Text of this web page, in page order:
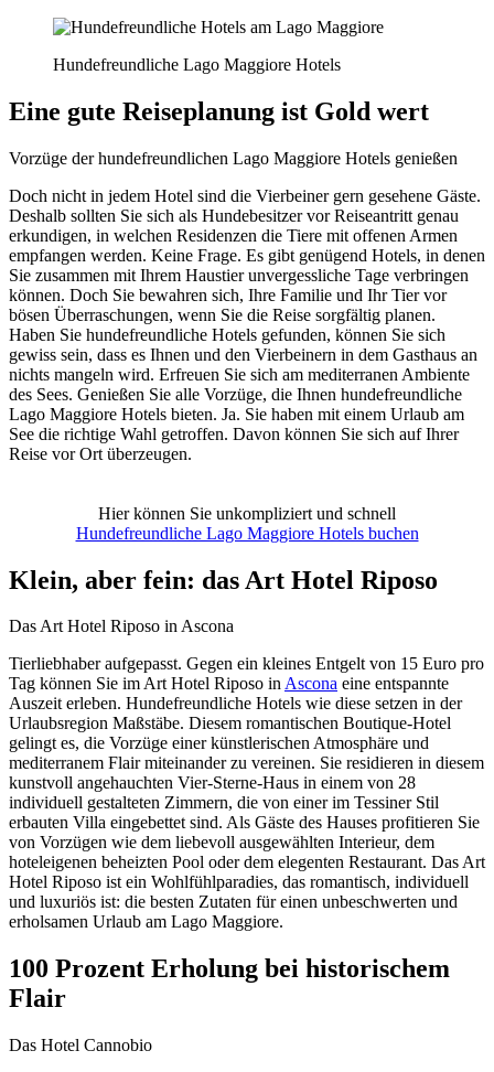
Hundefreundliche Lago Maggiore Hotels
Eine gute Reiseplanung ist Gold wert
Vorzüge der hundefreundlichen Lago Maggiore Hotels genießen
Doch nicht in jedem Hotel sind die Vierbeiner gern gesehene Gäste.
Deshalb sollten Sie sich als Hundebesitzer vor Reiseantritt genau
erkundigen, in welchen Residenzen die Tiere mit offenen Armen
empfangen werden. Keine Frage. Es gibt genügend Hotels, in denen
Sie zusammen mit Ihrem Haustier unvergessliche Tage verbringen
können. Doch Sie bewahren sich, Ihre Familie und Ihr Tier vor
bösen Überraschungen, wenn Sie die Reise sorgfältig planen.
Haben Sie hundefreundliche Hotels gefunden, können Sie sich
gewiss sein, dass es Ihnen und den Vierbeinern in dem Gasthaus an
nichts mangeln wird. Erfreuen Sie sich am mediterranen Ambiente
des Sees. Genießen Sie alle Vorzüge, die Ihnen hundefreundliche
Lago Maggiore Hotels bieten. Ja. Sie haben mit einem Urlaub am
See die richtige Wahl getroffen. Davon können Sie sich auf Ihrer
Reise vor Ort überzeugen.
Hier können Sie unkompliziert und schnell
Hundefreundliche Lago Maggiore Hotels buchen
Klein, aber fein: das Art Hotel Riposo
Das Art Hotel Riposo in Ascona
Tierliebhaber aufgepasst. Gegen ein kleines Entgelt von 15 Euro pro
Tag können Sie im Art Hotel Riposo inAscona eine entspannte
Auszeit erleben. Hundefreundliche Hotels wie diese setzen in der
Urlaubsregion Maßstäbe. Diesem romantischen Boutique-Hotel
gelingt es, die Vorzüge einer künstlerischen Atmosphäre und
mediterranem Flair miteinander zu vereinen. Sie residieren in diesem
kunstvoll angehauchten Vier-Sterne-Haus in einem von 28
individuell gestalteten Zimmern, die von einer im Tessiner Stil
erbauten Villa eingebettet sind. Als Gäste des Hauses profitieren Sie
von Vorzügen wie dem liebevoll ausgewählten Interieur, dem
hoteleigenen beheizten Pool oder dem elegenten Restaurant. Das Art
Hotel Riposo ist ein Wohlfühlparadies, das romantisch, individuell
und luxuriös ist: die besten Zutaten für einen unbeschwerten und
erholsamen Urlaub am Lago Maggiore.
100 Prozent Erholung bei historischem
Flair
Das Hotel Cannobio